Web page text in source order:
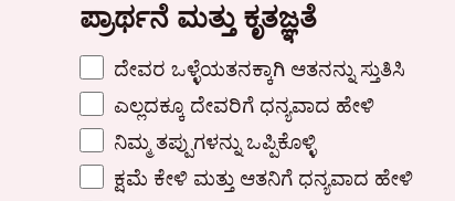
ಪ್ರಾರ್ಥನೆ ಮತ್ತು ಕೃತಜ್ಞತೆ
ದೇವರ ಒಳ್ಳೆಯತನಕ್ಕಾಗಿ ಆತನನ್ನು ಸ್ತುತಿಸಿ
ಎಲ್ಲದಕ್ಕೂ ದೇವರಿಗೆ ಧನ್ಯವಾದ ಹೇಳಿ
ನಿಮ್ಮ ತಪ್ಪುಗಳನ್ನು ಒಪ್ಪಿಕೊಳ್ಳಿ
ಕ್ಷಮೆ ಕೇಳಿ ಮತ್ತು ಆತನಿಗೆ ಧನ್ಯವಾದ ಹೇಳಿ